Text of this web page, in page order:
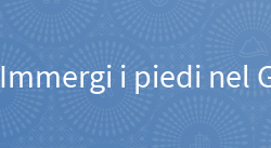
Immergi i piedi nel